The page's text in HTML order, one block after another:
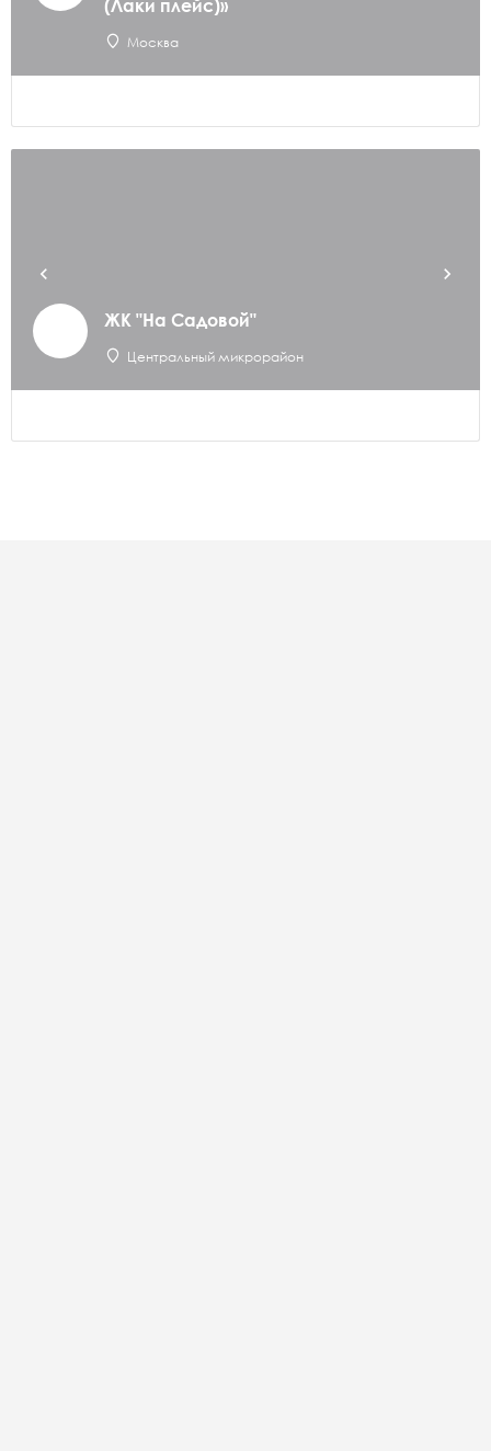
(Лаки плейс)»
Москва
ЖК "На Садовой"
Центральный микрорайон